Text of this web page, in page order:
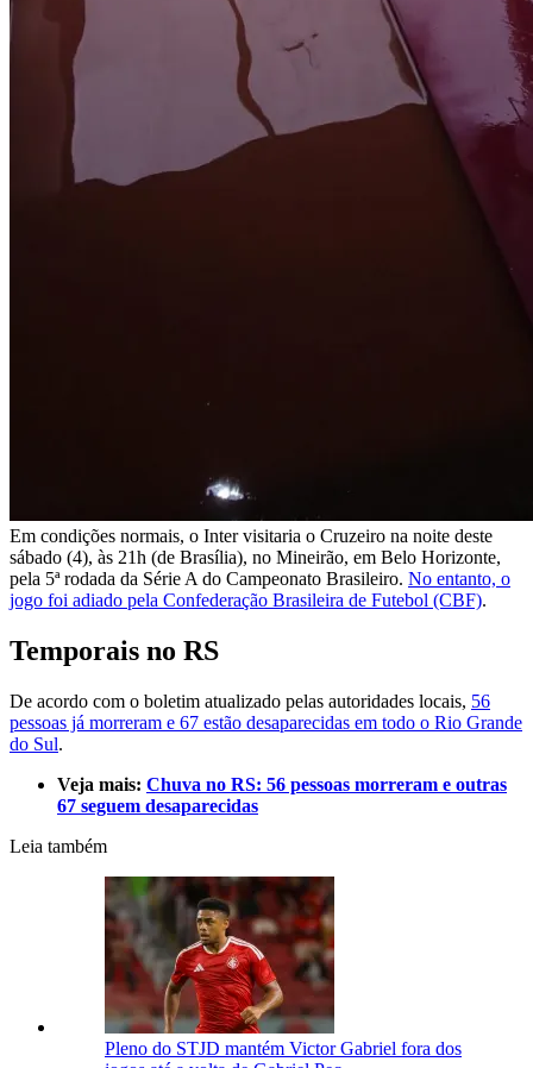
Em condições normais, o Inter visitaria o Cruzeiro na noite deste
sábado (4), às 21h (de Brasília), no Mineirão, em Belo Horizonte,
pela 5ª rodada da Série A do Campeonato Brasileiro. No entanto, o
jogo foi adiado pela Confederação Brasileira de Futebol (CBF).
Temporais no RS
De acordo com o boletim atualizado pelas autoridades locais, 56
pessoas já morreram e 67 estão desaparecidas em todo o Rio Grande
do Sul.
Veja mais: Chuva no RS: 56 pessoas morreram e outras
67 seguem desaparecidas
Leia também
Pleno do STJD mantém Victor Gabriel fora dos